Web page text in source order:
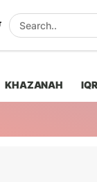
KHAZANAH